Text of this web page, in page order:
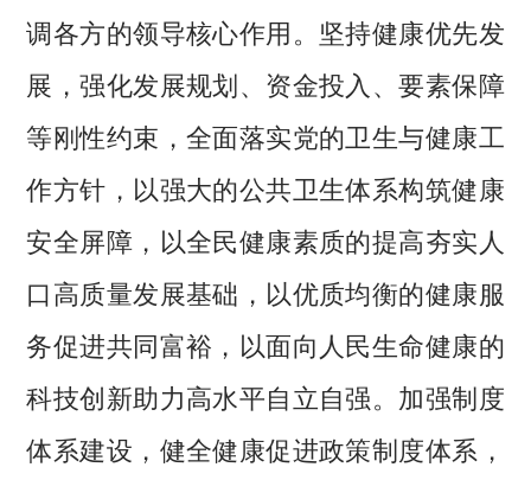
调各方的领导核心作用。坚持健康优先发
展，强化发展规划、资金投入、要素保障
等刚性约束，全面落实党的卫生与健康工
作方针，以强大的公共卫生体系构筑健康
安全屏障，以全民健康素质的提高夯实人
口高质量发展基础，以优质均衡的健康服
务促进共同富裕，以面向人民生命健康的
科技创新助力高水平自立自强。加强制度
体系建设，健全健康促进政策制度体系，